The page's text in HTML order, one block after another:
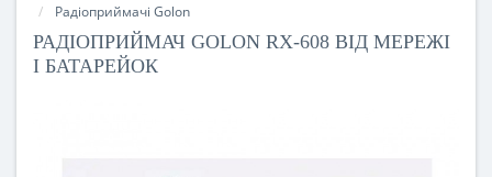
Радіоприймачі Golon
РАДІОПРИЙМАЧ GOLON RX-608 ВІД МЕРЕЖІ
І БАТАРЕЙОК